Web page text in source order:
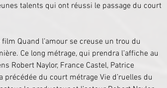
talents qui ont réussi le passage du court
Quand l’amour se creuse un trou du
Ce long métrage, qui prendra l’affiche au
Robert Naylor, France Castel, Patrice
du court métrage Vie d’ruelles du